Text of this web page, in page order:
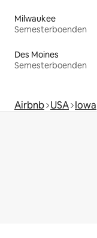
Milwaukee
Semesterboenden
Des Moines
Semesterboenden
Airbnb USA Iowa